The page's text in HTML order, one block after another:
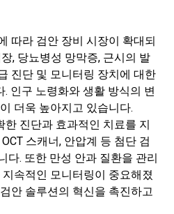
따라 검안 장비 시장이 확대되
, 당뇨병성 망막증, 근시의 발
진단 및 모니터링 장치에 대한
인구 노령화와 생활 방식의 변
더욱 높아지고 있습니다.
진단과 효과적인 치료를 지
스캐너, 안압계 등 첨단 검
다. 또한 만성 안과 질환을 관리
속적인 모니터링이 중요해졌
안 솔루션의 혁신을 촉진하고